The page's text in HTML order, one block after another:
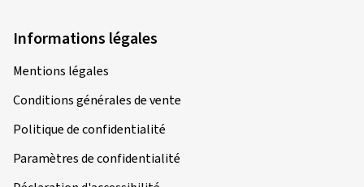
Informations légales
Mentions légales
Conditions générales de vente
Politique de confidentialité
Paramètres de confidentialité